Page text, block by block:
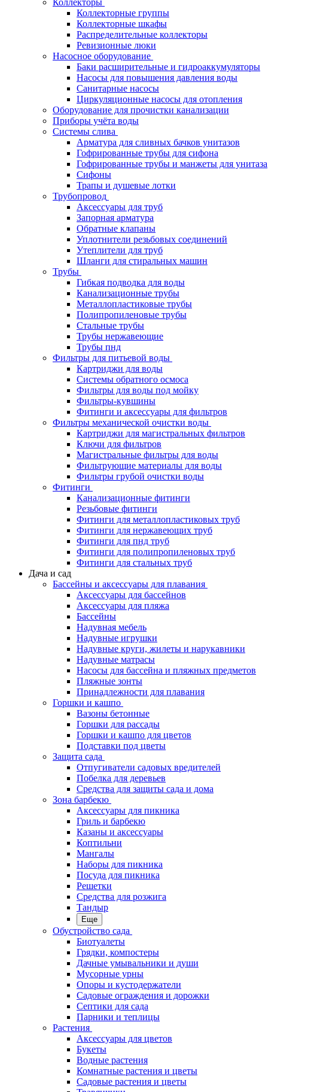
Коллекторные группы
Коллекторные шкафы
Распределительные коллекторы
Ревизионные люки
Насосное оборудование
Баки расширительные и гидроаккумуляторы
Насосы для повышения давления воды
Санитарные насосы
Циркуляционные насосы для отопления
Оборудование для прочистки канализации
Приборы учёта воды
Системы слива
Арматура для сливных бачков унитазов
Гофрированные трубы для сифона
Гофрированные трубы и манжеты для унитаза
Сифоны
Трапы и душевые лотки
Трубопровод
Аксессуары для труб
Запорная арматура
Обратные клапаны
Уплотнители резьбовых соединений
Утеплители для труб
Шланги для стиральных машин
Трубы
Гибкая подводка для воды
Канализационные трубы
Металлопластиковые трубы
Полипропиленовые трубы
Стальные трубы
Трубы нержавеющие
Трубы пнд
Фильтры для питьевой воды
Картриджи для воды
Системы обратного осмоса
Фильтры для воды под мойку
Фильтры-кувшины
Фитинги и аксессуары для фильтров
Фильтры механической очистки воды
Картриджи для магистральных фильтров
Ключи для фильтров
Магистральные фильтры для воды
Фильтрующие материалы для воды
Фильтры грубой очистки воды
Фитинги
Канализационные фитинги
Резьбовые фитинги
Фитинги для металлопластиковых труб
Фитинги для нержавеющих труб
Фитинги для пнд труб
Фитинги для полипропиленовых труб
Фитинги для стальных труб
Дача и сад
Бассейны и аксессуары для плавания
Аксессуары для бассейнов
Аксессуары для пляжа
Бассейны
Надувная мебель
Надувные игрушки
Надувные круги, жилеты и нарукавники
Надувные матрасы
Насосы для бассейна и пляжных предметов
Пляжные зонты
Принадлежности для плавания
Горшки и кашпо
Вазоны бетонные
Горшки для рассады
Горшки и кашпо для цветов
Подставки под цветы
Защита сада
Отпугиватели садовых вредителей
Побелка для деревьев
Средства для защиты сада и дома
Зона барбекю
Аксессуары для пикника
Гриль и барбекю
Казаны и аксессуары
Коптильни
Мангалы
Наборы для пикника
Посуда для пикника
Решетки
Средства для розжига
Тандыр
Еще
Обустройство сада
Биотуалеты
Грядки, компостеры
Дачные умывальники и души
Мусорные урны
Опоры и кустодержатели
Садовые ограждения и дорожки
Септики для сада
Парники и теплицы
Растения
Аксессуары для цветов
Букеты
Водные растения
Комнатные растения и цветы
Садовые растения и цветы